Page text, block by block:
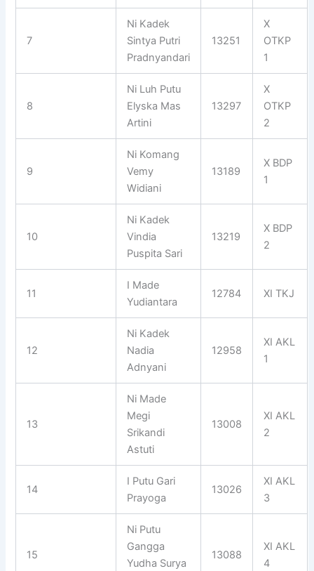
7
Ni Kadek
Sintya Putri
Pradnyandari
13251
X
OTKP
1
8
Ni Luh Putu
Elyska Mas
Artini
13297
X
OTKP
2
9
Ni Komang
Vemy
Widiani
13189
X BDP
1
10
Ni Kadek
Vindia
Puspita Sari
13219
X BDP
2
11
I Made
Yudiantara
12784 XI TKJ
12
Ni Kadek
Nadia
Adnyani
12958
XI AKL
1
13
Ni Made
Megi
Srikandi
Astuti
13008
XI AKL
2
14
I Putu Gari
Prayoga
13026
XI AKL
3
15
Ni Putu
Gangga
Yudha Surya
13088
XI AKL
4